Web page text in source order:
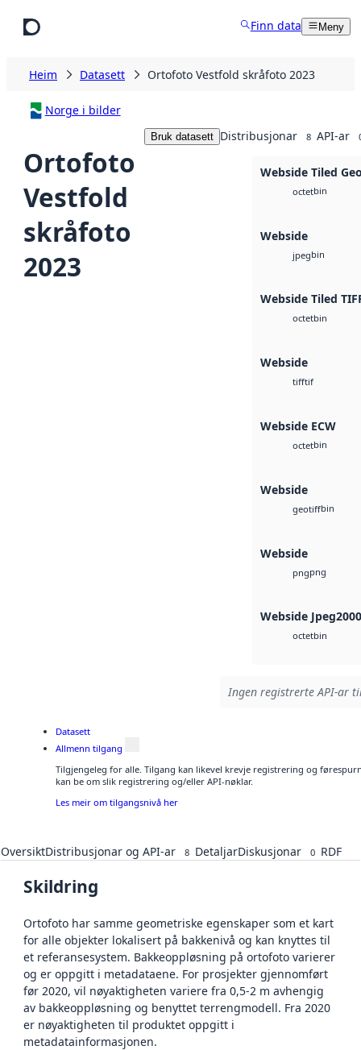
Finn data Meny
Heim Datasett Ortofoto Vestfold skråfoto 2023
Norge i bilder
Ortofoto
Vestfold
skråfoto
2023
Bruk datasett Distribusjonar 8 API-ar
Webside Tiled
octetbin
Webside
jpegbin
Webside Tiled
octetbin
Webside
tifftif
Webside ECW
octetbin
Webside
geotiffbin
Webside
pngpng
Webside Jpeg2000
octetbin
Ingen registrerte API-ar
Datasett
Allmenn tilgang
Tilgjengeleg for alle. Tilgang kan likevel krevje registrering og
kan be om slik registrering og/eller API-nøklar.
Les meir om tilgangsnivå her
OversiktDistribusjonar og API-ar 8 DetaljarDiskusjonar 0 RDF
Skildring
Ortofoto har samme geometriske egenskaper som et kart
for alle objekter lokalisert på bakkenivå og kan knyttes til
et referansesystem. Bakkeoppløsning på ortofoto varierer
og er oppgitt i metadataene. For prosjekter gjennomført
før 2020, vil nøyaktigheten variere fra 0,5-2 m avhengig
av bakkeoppløsning og benyttet terrengmodell. Fra 2020
er nøyaktigheten til produktet oppgitt i
metadatainformasjonen.